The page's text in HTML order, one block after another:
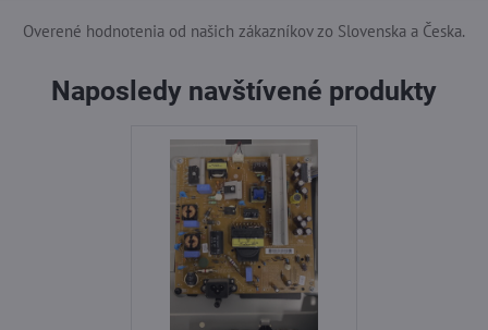
Overené hodnotenia od našich zákazníkov zo Slovenska a Česka.
Naposledy navštívené produkty